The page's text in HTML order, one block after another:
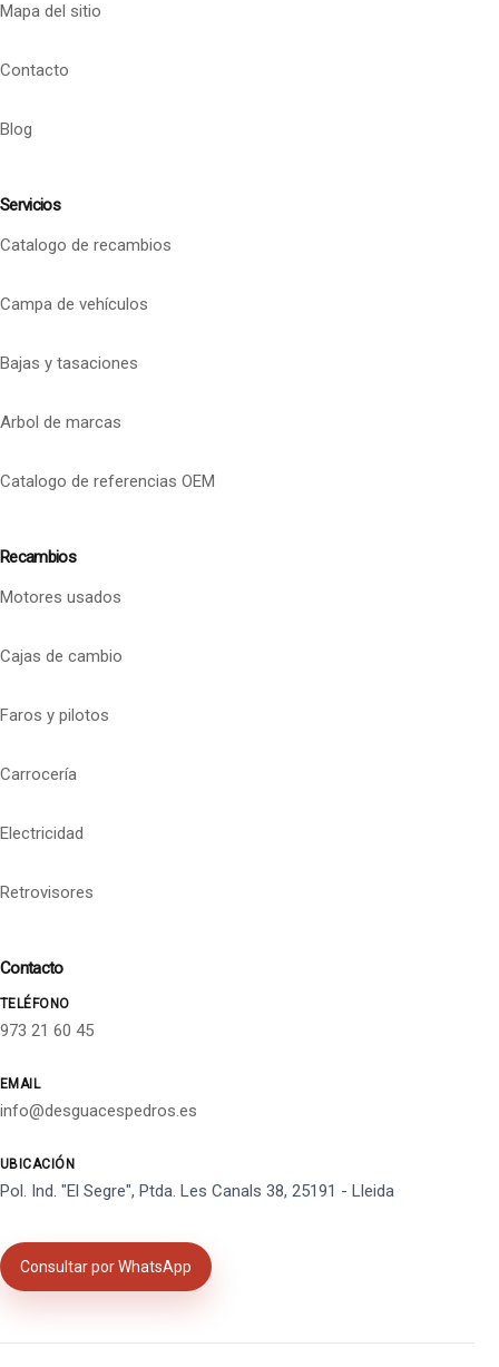
Mapa del sitio
Contacto
Blog
Servicios
Catalogo de recambios
Campa de vehículos
Bajas y tasaciones
Arbol de marcas
Catalogo de referencias OEM
Recambios
Motores usados
Cajas de cambio
Faros y pilotos
Carrocería
Electricidad
Retrovisores
Contacto
TELÉFONO
973 21 60 45
EMAIL
info@desguacespedros.es
UBICACIÓN
Pol. Ind. "El Segre", Ptda. Les Canals 38, 25191 - Lleida
Consultar por WhatsApp